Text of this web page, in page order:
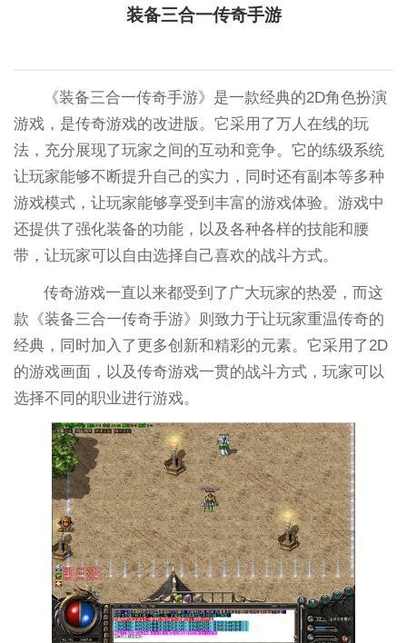
装备三合一传奇手游
《装备三合一传奇手游》是一款经典的2D角色扮演
游戏，是传奇游戏的改进版。它采用了万人在线的玩
法，充分展现了玩家之间的互动和竞争。它的练级系统
让玩家能够不断提升自己的实力，同时还有副本等多种
游戏模式，让玩家能够享受到丰富的游戏体验。游戏中
还提供了强化装备的功能，以及各种各样的技能和腰
带，让玩家可以自由选择自己喜欢的战斗方式。
传奇游戏一直以来都受到了广大玩家的热爱，而这
款《装备三合一传奇手游》则致力于让玩家重温传奇的
经典，同时加入了更多创新和精彩的元素。它采用了2D
的游戏画面，以及传奇游戏一贯的战斗方式，玩家可以
选择不同的职业进行游戏。